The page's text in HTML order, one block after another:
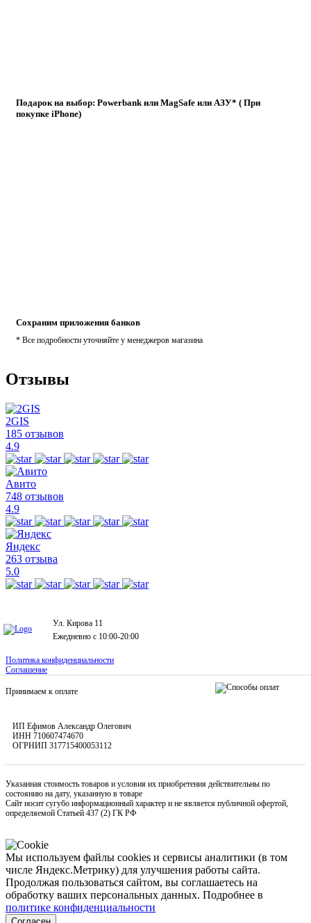
Подарок на выбор: Powerbank или MagSafe или AЗУ* ( При
покупке iPhone)
Сохраним приложения банков
* Все подробности уточняйте у менеджеров магазина
Отзывы
2GIS
185 отзывов
4.9
Авито
748 отзывов
4.9
Яндекс
263 отзыва
5.0
Ул. Кирова 11
Ежедневно с 10:00-20:00
Политика конфиденциальности
Соглашение
Принимаем к оплате
ИП Ефимов Александр Олегович
ИНН 710607474670
ОГРНИП 317715400053112
Указанная стоимость товаров и условия их приобретения действительны по
состоянию на дату, указанную в товаре
Сайт носит сугубо информационный характер и не является публичной офертой,
определяемой Статьей 437 (2) ГК РФ
Мы используем файлы cookies и сервисы аналитики (в том
числе Яндекс.Метрику) для улучшения работы сайта.
Продолжая пользоваться сайтом, вы соглашаетесь на
обработку ваших персональных данных. Подробнее в
политике конфиденциальности